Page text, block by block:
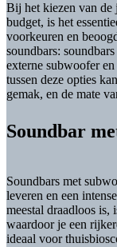
Bij het kiezen van de
budget, is het
voorkeuren en
soundbars:
externe subwoofer
tussen deze opties
gemak, en de mate
Soundbar
Soundbars met
leveren en een
meestal draadloos
waardoor je een
ideaal voor